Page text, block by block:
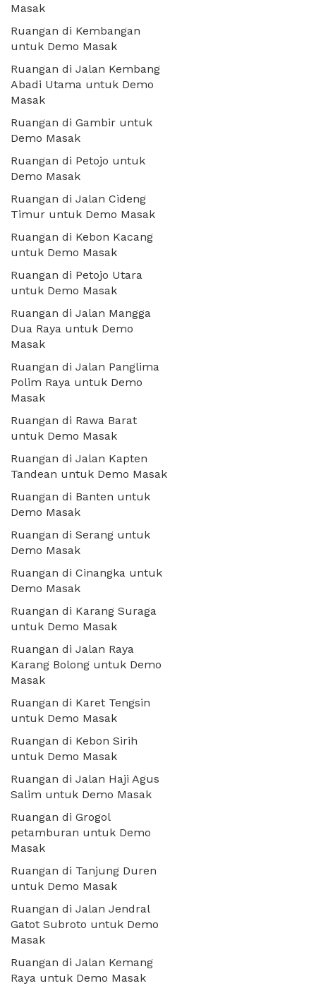
Masak
Ruangan di Kembangan
untuk Demo Masak
Ruangan di Jalan Kembang
Abadi Utama untuk Demo
Masak
Ruangan di Gambir untuk
Demo Masak
Ruangan di Petojo untuk
Demo Masak
Ruangan di Jalan Cideng
Timur untuk Demo Masak
Ruangan di Kebon Kacang
untuk Demo Masak
Ruangan di Petojo Utara
untuk Demo Masak
Ruangan di Jalan Mangga
Dua Raya untuk Demo
Masak
Ruangan di Jalan Panglima
Polim Raya untuk Demo
Masak
Ruangan di Rawa Barat
untuk Demo Masak
Ruangan di Jalan Kapten
Tandean untuk Demo Masak
Ruangan di Banten untuk
Demo Masak
Ruangan di Serang untuk
Demo Masak
Ruangan di Cinangka untuk
Demo Masak
Ruangan di Karang Suraga
untuk Demo Masak
Ruangan di Jalan Raya
Karang Bolong untuk Demo
Masak
Ruangan di Karet Tengsin
untuk Demo Masak
Ruangan di Kebon Sirih
untuk Demo Masak
Ruangan di Jalan Haji Agus
Salim untuk Demo Masak
Ruangan di Grogol
petamburan untuk Demo
Masak
Ruangan di Tanjung Duren
untuk Demo Masak
Ruangan di Jalan Jendral
Gatot Subroto untuk Demo
Masak
Ruangan di Jalan Kemang
Raya untuk Demo Masak